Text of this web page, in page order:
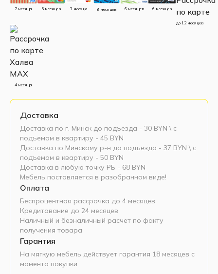
2 месяца 5 месяцев 3 месяца 8 месяцев 6 месяцев 6 месяцев
до 12 месяцев
4 месяца
Доставка
Доставка по г. Минск до подъезда - 30 BYN \ c
подъемом в квартиру - 45 BYN
Доставка по Минскому р-н до подъезда - 37 BYN \ c
подъемом в квартиру - 50 BYN
Доставка в любую точку РБ - 68 BYN
Мебель поставляется в разобранном виде!
Оплата
Беспроцентная рассрочка до 4 месяцев
Кредитование до 24 месяцев
Наличный и безналичный расчет по факту
получения товара
Гарантия
На мягкую мебель действует гарантия 18 месяцев с
момента покупки